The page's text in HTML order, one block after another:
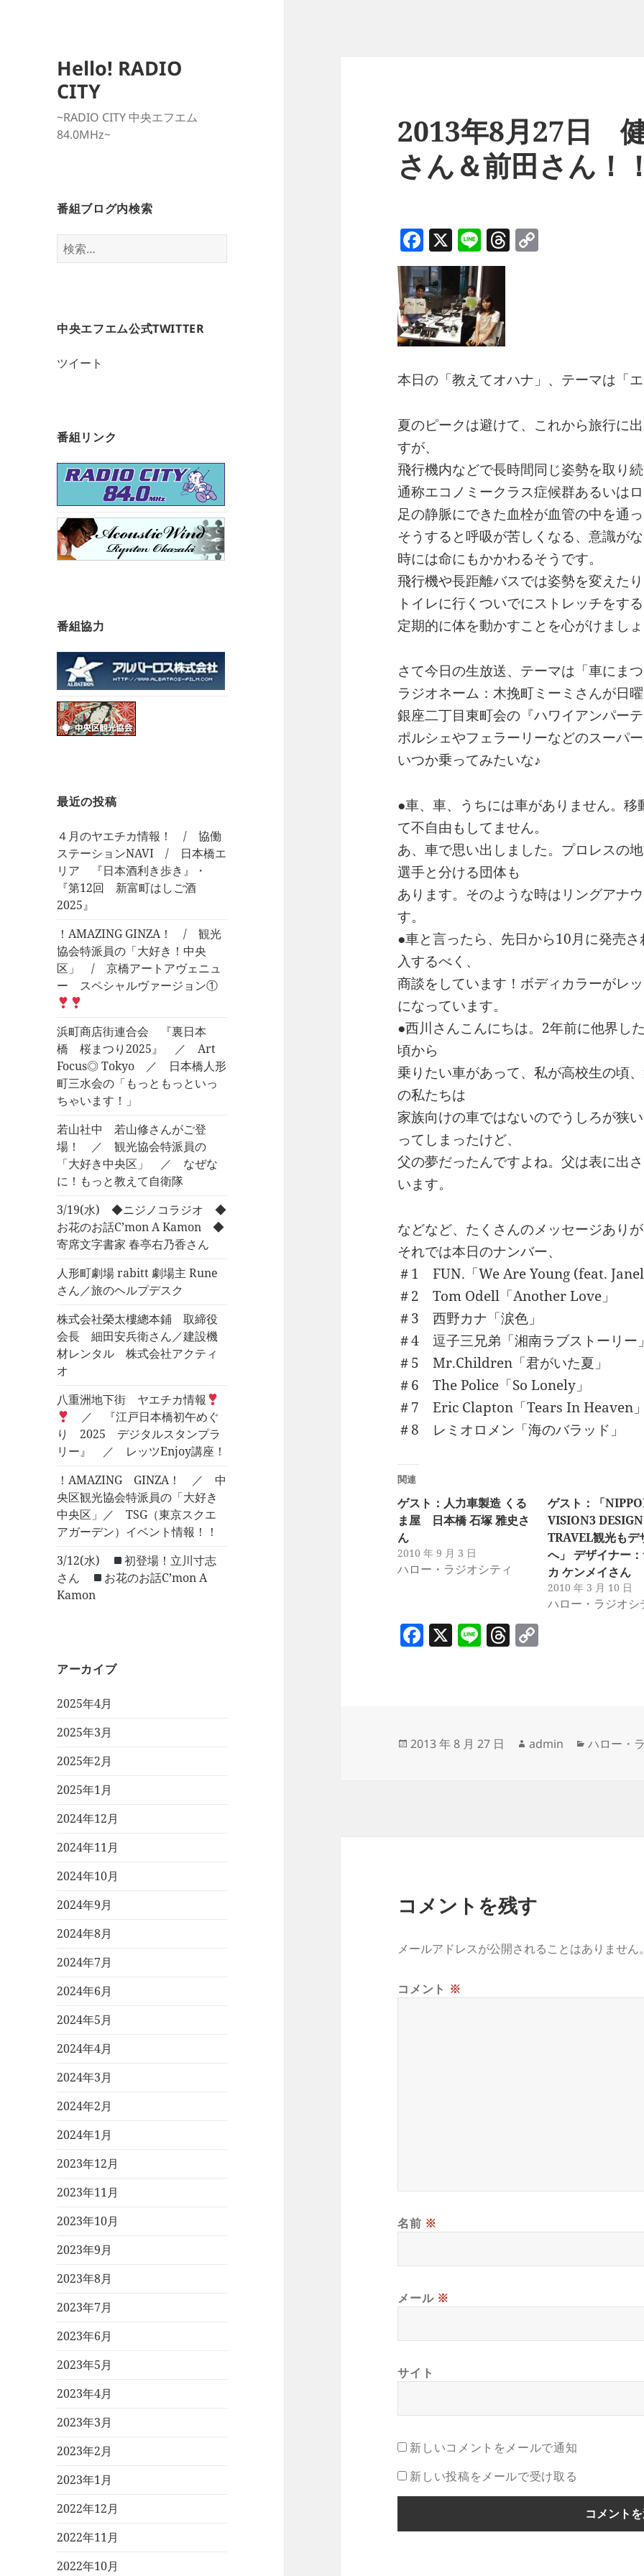
Hello! RADIO
CITY
~RADIO CITY 中央エフエム
84.0MHz~
番組ブログ内検索
検
索:
中央エフエム公式TWITTER
ツイート
番組リンク
番組協力
最近の投稿
４月のヤエチカ情報！ / 協働
ステーションNAVI / 日本橋エ
リア 『日本酒利き歩き』・
『第12回 新富町はしご酒
2025』
！AMAZING GINZA！ / 観光
協会特派員の「大好き！中央
区」 / 京橋アートアヴェニュ
ー スペシャルヴァージョン①
浜町商店街連合会 『裏日本
橋 桜まつり2025』 ／ Art
Focus◎ Tokyo ／ 日本橋人形
町三水会の「もっともっといっ
ちゃいます！」
若山社中 若山修さんがご登
場！ ／ 観光協会特派員の
「大好き中央区」 ／ なぜな
に！もっと教えて自衛隊
3/19(水) ◆ニジノコラジオ ◆
お花のお話C’mon A Kamon ◆
寄席文字書家 春亭右乃香さん
人形町劇場 rabitt 劇場主 Rune
さん／旅のヘルプデスク
株式会社榮太樓總本鋪 取締役
会長 細田安兵衛さん／建設機
材レンタル 株式会社アクティ
オ
八重洲地下街 ヤエチカ情報
／ 『江戸日本橋初午めぐ
り 2025 デジタルスタンプラ
リー』 ／ レッツEnjoy講座！
！AMAZING GINZA！ ／ 中
央区観光協会特派員の「大好き
中央区」／ TSG（東京スクエ
アガーデン）イベント情報！！
3/12(水)
初登場！立川寸志
さん
お花のお話C’mon A
Kamon
アーカイブ
2025年4月
2025年3月
2025年2月
2025年1月
2024年12月
2024年11月
2024年10月
2024年9月
2024年8月
2024年7月
2024年6月
2024年5月
2024年4月
2024年3月
2024年2月
2024年1月
2023年12月
2023年11月
2023年10月
2023年9月
2023年8月
2023年7月
2023年6月
2023年5月
2023年4月
2023年3月
2023年2月
2023年1月
2022年12月
2022年11月
2022年10月
2013年8月27日
さん＆前田さん！！
F
a
c
e
b
o
o
X Li
n
e
T
k
本日の「教えてオハナ」、テーマは「
夏のピークは避けて、これから旅行に
すが、
飛行機内などで長時間同じ姿勢を取り
通称エコノミークラス症候群あるいはロ
足の静脈にできた血栓が血管の中を通
そうすると呼吸が苦しくなる、意識がな
時には命にもかかわるそうです。
飛行機や長距離バスでは姿勢を変えたり
トイレに行くついでにストレッチをする
定期的に体を動かすことを心がけましょ
さて今日の生放送、テーマは「車にま
ラジオネーム：木挽町ミーミさんが日
銀座二丁目東町会の『ハワイアンパーテ
ポルシェやフェラーリーなどのスーパ
いつか乗ってみたいな♪
●車、車、うちには車がありません。
て不自由もしてません。
あ、車で思い出しました。プロレスの
選手と分ける団体も
あります。そのような時はリングアナ
す。
●車と言ったら、先日から10月に発売
入するべく、
商談をしています！ボディカラーがレ
になっています。
●西川さんこんにちは。2年前に他界し
頃から
乗りたい車があって、私が高校生の頃
の私たちは
家族向けの車ではないのでうしろが狭
ってしまったけど、
父の夢だったんですよね。父は表に出
います。
などなど、たくさんのメッセージあり
それでは本日のナンバー、
＃1 FUN.「We Are Young (feat.
＃2 Tom Odell「Another Love」
＃3 西野カナ「涙色」
＃4 逗子三兄弟「湘南ラブストーリー」
＃5 Mr.Children「君がいた夏」
＃6 The Police「So Lonely」
＃7 Eric Clapton「Tears In Heaven」
＃8 レミオロメン「海のバラッド」
関連
ゲスト：人力車製造 くる
ま屋 日本橋 石塚 雅史さ
ん
2010 年 9 月 3 日
ハロー・ラジオシティ
ゲスト：「
VISION3 DESIGN
TRAVEL観光もデ
へ」 デザイナー
カ ケンメイさん
2010 年 3 月 10 日
ハロー・ラジオシ
F
o
X Li T
s n
投
2013 年 8 月 27 日
作
admin
カ
ハロー・
コメントを残す
メールアドレスが公開されることはありません。
コメント ※
名前 ※
メール ※
サイト
新しいコメントをメールで通知
新しい投稿をメールで受け取る